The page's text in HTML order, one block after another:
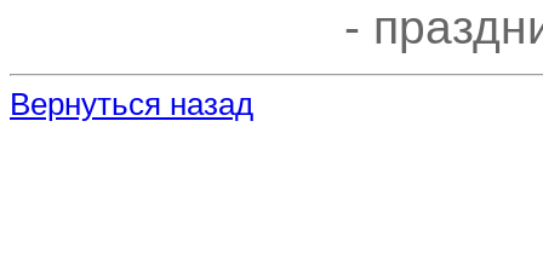
-
Вернуться назад